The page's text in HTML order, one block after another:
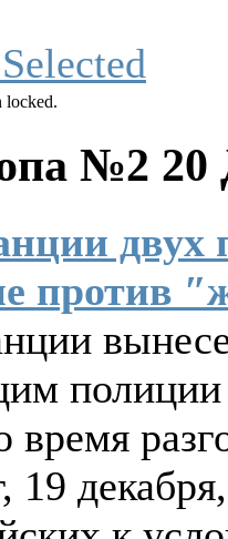
locked.
№2 20
двух
против
полиции
время
19